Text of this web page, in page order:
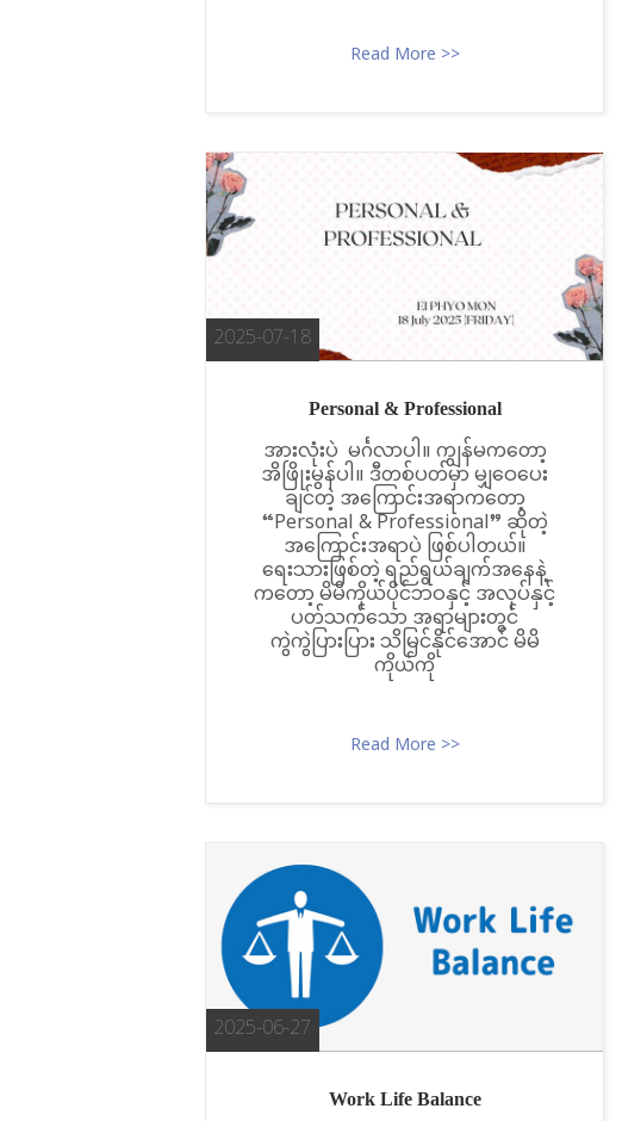
Read More >>
2025-07-18
Personal & Professional
အားလုံးပဲ မင်္ဂလာပါ။ ကျွန်မကတော့
အိဖြိုးမွန်ပါ။ ဒီတစ်ပတ်မှာ မျှဝေပေး
ချင်တဲ့ အကြောင်းအရာကတော့
“Personal & Professional” ဆိုတဲ့
အကြောင်းအရာပဲ ဖြစ်ပါတယ်။
ရေးသားဖြစ်တဲ့ ရည်ရွယ်ချက်အနေနဲ့
ကတော့ မိမိကိုယ်ပိုင်ဘဝနှင့် အလုပ်နှင့်
ပတ်သက်သော အရာများတွင်
ကွဲကွဲပြားပြား သိမြင်နိုင်အောင် မိမိ
ကိုယ်ကို
Read More >>
2025-06-27
Work Life Balance